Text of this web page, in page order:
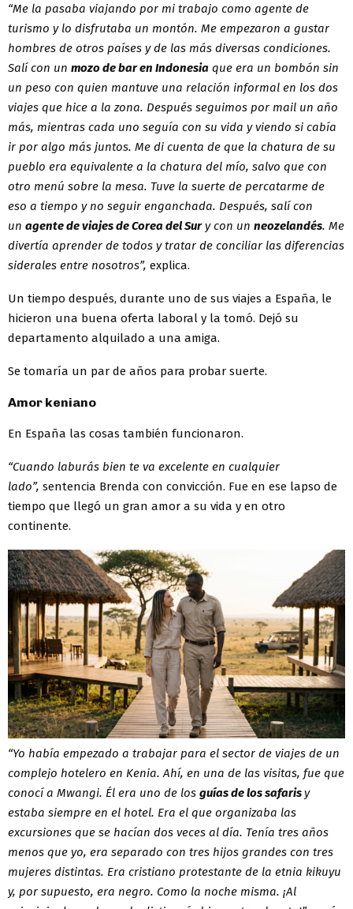
“Me la pasaba viajando por mi trabajo como agente de
turismo y lo disfrutaba un montón. Me empezaron a gustar
hombres de otros países y de las más diversas condiciones.
Salí con un mozo de bar en Indonesia que era un bombón sin
un peso con quien mantuve una relación informal en los dos
viajes que hice a la zona. Después seguimos por mail un año
más, mientras cada uno seguía con su vida y viendo si cabía
ir por algo más juntos. Me di cuenta de que la chatura de su
pueblo era equivalente a la chatura del mío, salvo que con
otro menú sobre la mesa. Tuve la suerte de percatarme de
eso a tiempo y no seguir enganchada. Después, salí con
un agente de viajes de Corea del Sury con un neozelandés. Me
divertía aprender de todos y tratar de conciliar las diferencias
siderales entre nosotros”, explica.
Un tiempo después, durante uno de sus viajes a España, le
hicieron una buena oferta laboral y la tomó. Dejó su
departamento alquilado a una amiga.
Se tomaría un par de años para probar suerte.
Amor keniano
En España las cosas también funcionaron.
“Cuando laburás bien te va excelente en cualquier
lado”, sentencia Brenda con convicción. Fue en ese lapso de
tiempo que llegó un gran amor a su vida y en otro
continente.
“Yo había empezado a trabajar para el sector de viajes de un
complejo hotelero en Kenia. Ahí, en una de las visitas, fue que
conocí a Mwangi. Él era uno de los guías de los safarisy
estaba siempre en el hotel. Era el que organizaba las
excursiones que se hacían dos veces al día. Tenía tres años
menos que yo, era separado con tres hijos grandes con tres
mujeres distintas. Era cristiano protestante de la etnia kikuyu
y, por supuesto, era negro. Como la noche misma. ¡Al